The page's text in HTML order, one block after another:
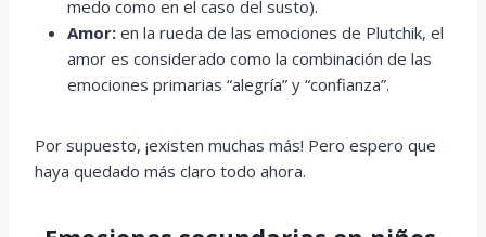
medo como en el caso del susto).
Amor: en la rueda de las emociones de Plutchik, el
amor es considerado como la combinación de las
emociones primarias “alegría” y “confianza”.
Por supuesto, ¡existen muchas más! Pero espero que
haya quedado más claro todo ahora.